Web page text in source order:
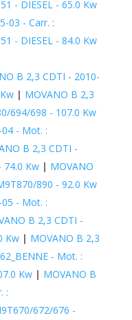
- DIESEL - 65.0 Kw
03 - Carr. :
- DIESEL - 84.0 Kw
B 2,3 CDTI - 2010-
| MOVANO B 2,3
694/698 - 107.0 Kw
- Mot. :
B 2,3 CDTI -
74.0 Kw| MOVANO
890 - 92.0 Kw
- Mot. :
B 2,3 CDTI -
Kw| MOVANO B 2,3
- Mot. :
Kw| MOVANO B
:
672/676 -